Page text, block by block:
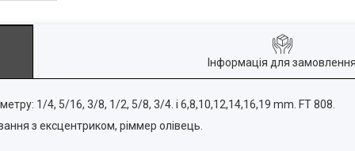
Інформація для замовлення
1/4, 5/16, 3/8, 1/2, 5/8, 3/4. і 6,8,10,12,14,16,19 mm. FT 808.
з ексцентриком, ріммер олівець.